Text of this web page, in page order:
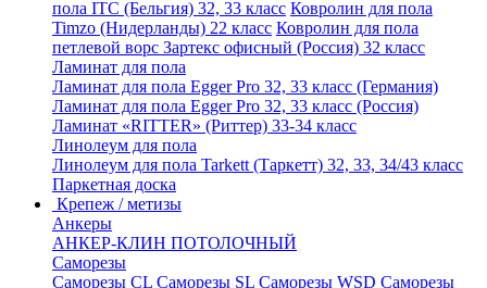
пола ITC (Бельгия) 32, 33 класс Ковролин для пола
Timzo (Нидерланды) 22 класс Ковролин для пола
петлевой ворс Зартекс офисный (Россия) 32 класс
Ламинат для пола
Ламинат для пола Egger Pro 32, 33 класс (Германия)
Ламинат для пола Egger Pro 32, 33 класс (Россия)
Ламинат «RITTER» (Риттер) 33-34 класс
Линолеум для пола
Линолеум для пола Tarkett (Таркетт) 32, 33, 34/43 класс
Паркетная доска
Крепеж / метизы
Анкеры
АНКЕР-КЛИН ПОТОЛОЧНЫЙ
Саморезы
Саморезы CL Саморезы SL Саморезы WSD Саморезы